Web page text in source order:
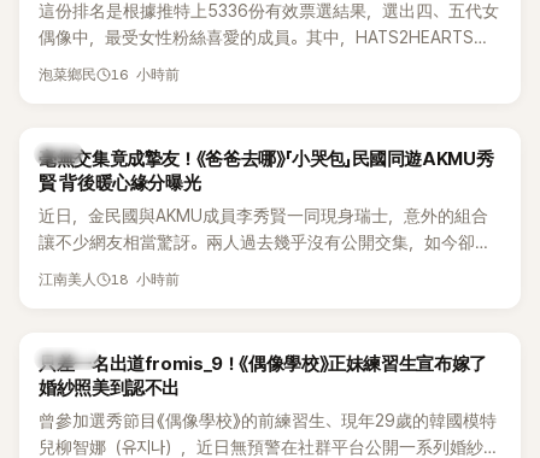
這份排名是根據推特上5336份有效票選結果，選出四、五代女
偶像中，最受女性粉絲喜愛的成員。其中，HATS2HEARTS成
員包攬了前三名，展現了她們在女性社群中的高人氣。
泡菜鄉民 16 小時前
韓星
毫無交集竟成摯友！《爸爸去哪》「小哭包」民國同遊AKMU秀
賢 背後暖心緣分曝光
近日，金民國與AKMU成員李秀賢一同現身瑞士，意外的組合
讓不少網友相當驚訝。兩人過去幾乎沒有公開交集，如今卻一
起踏上瑞士之旅，也讓粉絲紛紛好奇：「他們到底是怎麼認識
江南美人 18 小時前
K-POP
只差一名出道fromis_9！《偶像學校》正妹練習生宣布嫁了
婚紗照美到認不出
曾參加選秀節目《偶像學校》的前練習生、現年29歲的韓國模特
兒柳智娜（유지나），近日無預警在社群平台公開一系列婚紗